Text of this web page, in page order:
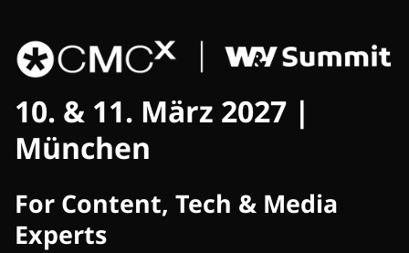
CMCX
10. & 11. März 2027 |
München
For Content, Tech & Media
Experts